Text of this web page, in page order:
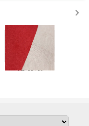
Vải co rút